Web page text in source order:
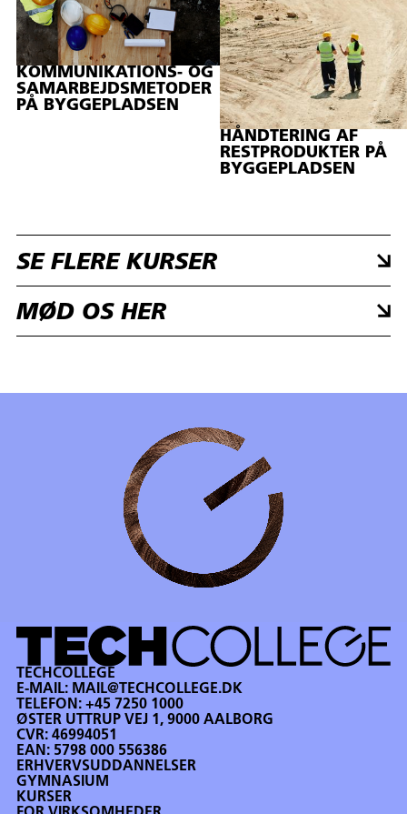
KOMMUNIKATIONS- OG
SAMARBEJDSMETODER
PÅ BYGGEPLADSEN
HÅNDTERING AF
RESTPRODUKTER PÅ
BYGGEPLADSEN
SE FLERE KURSER
MØD OS HER
TECHCOLLEGE
E-MAIL: MAIL@TECHCOLLEGE.DK
TELEFON:+45 7250 1000
ØSTER UTTRUP VEJ 1, 9000 AALBORG
CVR: 46994051
EAN: 5798 000 556386
ERHVERVSUDDANNELSER
GYMNASIUM
KURSER